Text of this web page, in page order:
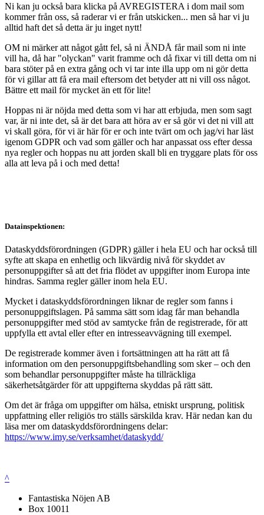
Ni kan ju också bara klicka på AVREGISTERA i dom mail som
kommer från oss, så raderar vi er från utskicken... men så har vi ju
alltid haft det så detta är ju inget nytt!
OM ni märker att något gått fel, så ni ÄNDÅ får mail som ni inte
vill ha, då har "olyckan" varit framme och då fixar vi till detta om ni
bara stöter på en extra gång och vi tar inte illa upp om ni gör detta
för vi gillar att få era mail eftersom det betyder att ni vill oss något.
Bättre ett mail för mycket än ett för lite!
Hoppas ni är nöjda med detta som vi har att erbjuda, men som sagt
var, är ni inte det, så är det bara att höra av er så gör vi det ni vill att
vi skall göra, för vi är här för er och inte tvärt om och jag/vi har läst
igenom GDPR och vad som gäller och har anpassat oss efter dessa
nya regler och hoppas nu att jorden skall bli en tryggare plats för oss
alla att leva på i och med detta!
Datainspektionen:
Dataskyddsförordningen (GDPR) gäller i hela EU och har också till
syfte att skapa en enhetlig och likvärdig nivå för skyddet av
personuppgifter så att det fria flödet av uppgifter inom Europa inte
hindras. Samma regler gäller inom hela EU.
Mycket i dataskyddsförordningen liknar de regler som fanns i
personuppgiftslagen. På samma sätt som idag får man behandla
personuppgifter med stöd av samtycke från de registrerade, för att
uppfylla ett avtal eller efter en intresseavvägning till exempel.
De registrerade kommer även i fortsättningen att ha rätt att få
information om den personuppgiftsbehandling som sker – och den
som behandlar personuppgifter måste ha tillräckliga
säkerhetsåtgärder för att uppgifterna skyddas på rätt sätt.
Om det är fråga om uppgifter om hälsa, etniskt ursprung, politisk
uppfattning eller religiös tro ställs särskilda krav. Här nedan kan du
läsa mer om dataskyddsförordningens delar:
https://www.imy.se/verksamhet/dataskydd/
^
Fantastiska Nöjen AB
Box 10011